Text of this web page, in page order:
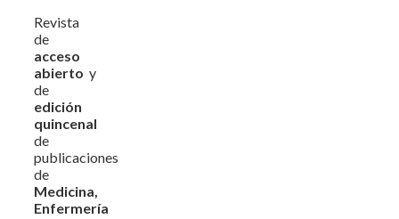
Revista
de
acceso
abierto y
de
edición
quincenal
de
publicaciones
de
Medicina,
Enfermería